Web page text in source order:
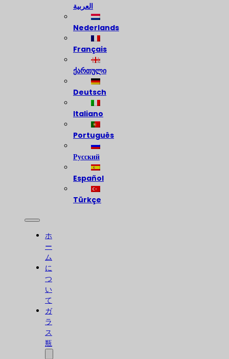
العربية
Nederlands
Français
ქართული
Deutsch
Italiano
Português
Русский
Español
Türkçe
ホ
ー
ム
に
つ
い
て
ガ
ラ
ス
瓶